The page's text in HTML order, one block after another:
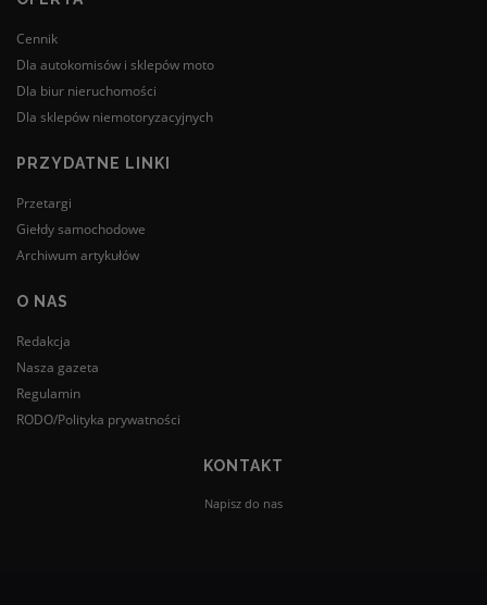
Cennik
Dla autokomisów i sklepów moto
Dla biur nieruchomości
Dla sklepów niemotoryzacyjnych
PRZYDATNE LINKI
Przetargi
Giełdy samochodowe
Archiwum artykułów
O NAS
Redakcja
Nasza gazeta
Regulamin
RODO/Polityka prywatności
KONTAKT
Napisz do nas